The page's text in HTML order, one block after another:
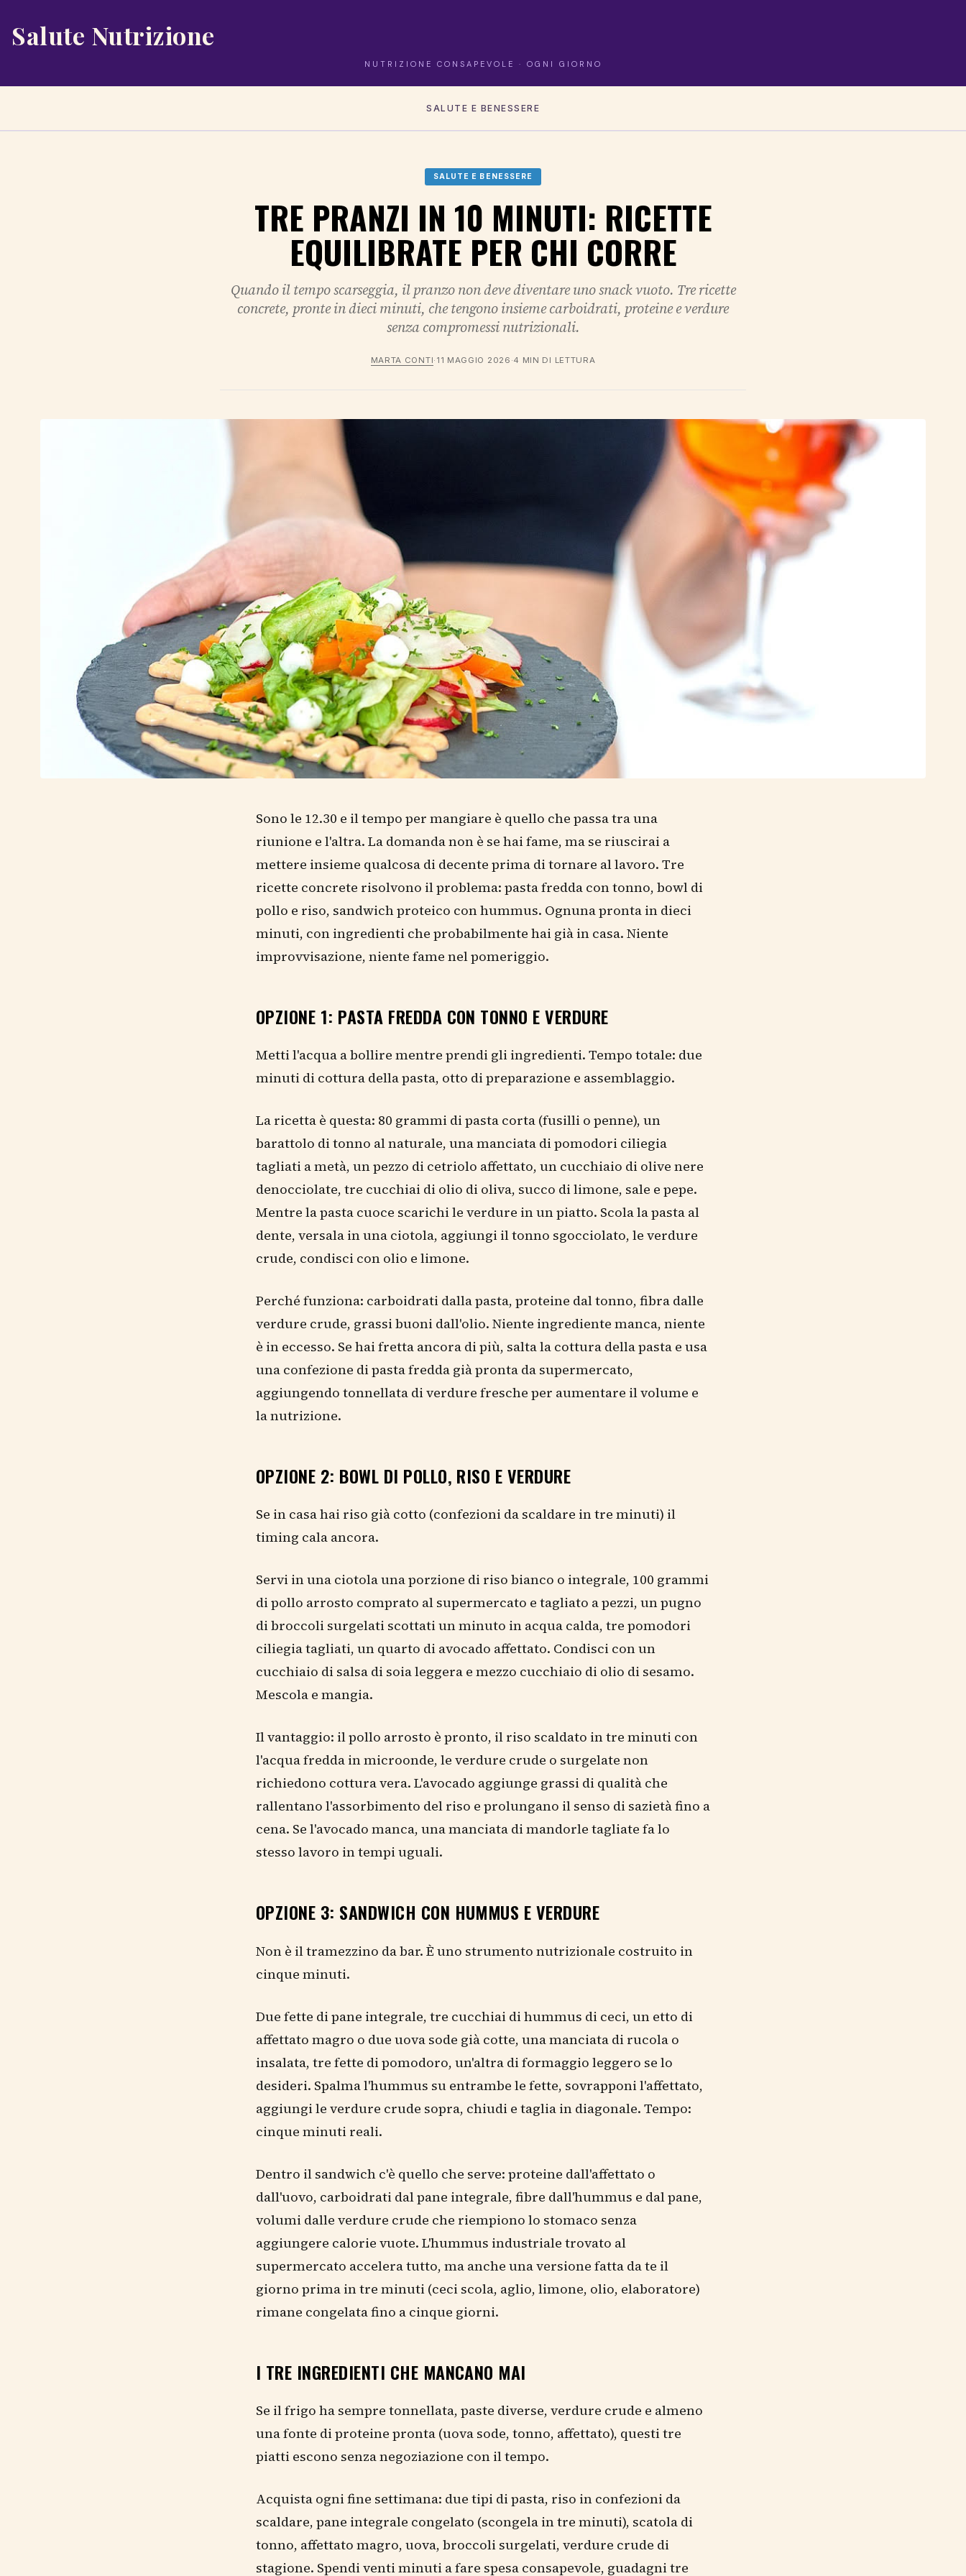
Salute Nutrizione
NUTRIZIONE CONSAPEVOLE · OGNI GIORNO
SALUTE E BENESSERE
SALUTE E BENESSERE
TRE PRANZI IN 10 MINUTI: RICETTE
EQUILIBRATE PER CHI CORRE
Quando il tempo scarseggia, il pranzo non deve diventare uno snack vuoto. Tre ricette
concrete, pronte in dieci minuti, che tengono insieme carboidrati, proteine e verdure
senza compromessi nutrizionali.
MARTA CONTI· 11 MAGGIO 2026 ·4 MIN DI LETTURA
Sono le 12.30 e il tempo per mangiare è quello che passa tra una
riunione e l'altra. La domanda non è se hai fame, ma se riuscirai a
mettere insieme qualcosa di decente prima di tornare al lavoro. Tre
ricette concrete risolvono il problema: pasta fredda con tonno, bowl di
pollo e riso, sandwich proteico con hummus. Ognuna pronta in dieci
minuti, con ingredienti che probabilmente hai già in casa. Niente
improvvisazione, niente fame nel pomeriggio.
OPZIONE 1: PASTA FREDDA CON TONNO E VERDURE
Metti l'acqua a bollire mentre prendi gli ingredienti. Tempo totale: due
minuti di cottura della pasta, otto di preparazione e assemblaggio.
La ricetta è questa: 80 grammi di pasta corta (fusilli o penne), un
barattolo di tonno al naturale, una manciata di pomodori ciliegia
tagliati a metà, un pezzo di cetriolo affettato, un cucchiaio di olive nere
denocciolate, tre cucchiai di olio di oliva, succo di limone, sale e pepe.
Mentre la pasta cuoce scarichi le verdure in un piatto. Scola la pasta al
dente, versala in una ciotola, aggiungi il tonno sgocciolato, le verdure
crude, condisci con olio e limone.
Perché funziona: carboidrati dalla pasta, proteine dal tonno, fibra dalle
verdure crude, grassi buoni dall'olio. Niente ingrediente manca, niente
è in eccesso. Se hai fretta ancora di più, salta la cottura della pasta e usa
una confezione di pasta fredda già pronta da supermercato,
aggiungendo tonnellata di verdure fresche per aumentare il volume e
la nutrizione.
OPZIONE 2: BOWL DI POLLO, RISO E VERDURE
Se in casa hai riso già cotto (confezioni da scaldare in tre minuti) il
timing cala ancora.
Servi in una ciotola una porzione di riso bianco o integrale, 100 grammi
di pollo arrosto comprato al supermercato e tagliato a pezzi, un pugno
di broccoli surgelati scottati un minuto in acqua calda, tre pomodori
ciliegia tagliati, un quarto di avocado affettato. Condisci con un
cucchiaio di salsa di soia leggera e mezzo cucchiaio di olio di sesamo.
Mescola e mangia.
Il vantaggio: il pollo arrosto è pronto, il riso scaldato in tre minuti con
l'acqua fredda in microonde, le verdure crude o surgelate non
richiedono cottura vera. L'avocado aggiunge grassi di qualità che
rallentano l'assorbimento del riso e prolungano il senso di sazietà fino a
cena. Se l'avocado manca, una manciata di mandorle tagliate fa lo
stesso lavoro in tempi uguali.
OPZIONE 3: SANDWICH CON HUMMUS E VERDURE
Non è il tramezzino da bar. È uno strumento nutrizionale costruito in
cinque minuti.
Due fette di pane integrale, tre cucchiai di hummus di ceci, un etto di
affettato magro o due uova sode già cotte, una manciata di rucola o
insalata, tre fette di pomodoro, un'altra di formaggio leggero se lo
desideri. Spalma l'hummus su entrambe le fette, sovrapponi l'affettato,
aggiungi le verdure crude sopra, chiudi e taglia in diagonale. Tempo:
cinque minuti reali.
Dentro il sandwich c'è quello che serve: proteine dall'affettato o
dall'uovo, carboidrati dal pane integrale, fibre dall'hummus e dal pane,
volumi dalle verdure crude che riempiono lo stomaco senza
aggiungere calorie vuote. L'hummus industriale trovato al
supermercato accelera tutto, ma anche una versione fatta da te il
giorno prima in tre minuti (ceci scola, aglio, limone, olio, elaboratore)
rimane congelata fino a cinque giorni.
I TRE INGREDIENTI CHE MANCANO MAI
Se il frigo ha sempre tonnellata, paste diverse, verdure crude e almeno
una fonte di proteine pronta (uova sode, tonno, affettato), questi tre
piatti escono senza negoziazione con il tempo.
Acquista ogni fine settimana: due tipi di pasta, riso in confezioni da
scaldare, pane integrale congelato (scongela in tre minuti), scatola di
tonno, affettato magro, uova, broccoli surgelati, verdure crude di
stagione. Spendi venti minuti a fare spesa consapevole, guadagni tre